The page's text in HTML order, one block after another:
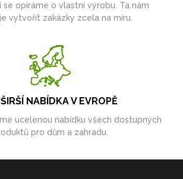
se opíráme o vlastní výrobu. Ta nám
vytvořit zakázky zcela na míru.
NABÍDKA V EVROPĚ
ucelenou nabídku všech dostupných
pro dům a zahradu.